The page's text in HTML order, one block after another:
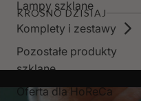
Lampy szklane
Komplety i zestawy
Pozostałe produkty
szklane
Oferta dla HoReCa
KROSNO DZISIAJ